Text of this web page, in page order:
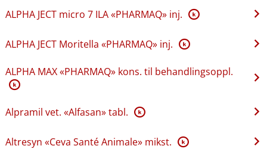
ALPHA JECT micro 7 ILA «PHARMAQ» inj. K
ALPHA JECT Moritella «PHARMAQ» inj. K
ALPHA MAX «PHARMAQ» kons. til behandlingsoppl.
K
Alpramil vet. «Alfasan» tabl. K
Altresyn «Ceva Santé Animale» mikst. K